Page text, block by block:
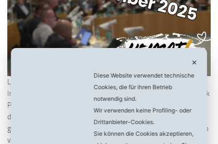
Lesedauer
In seiner Haushaltsrede kritisiert unser Fraktionsvorsitzender Mark
Proch, daß wieder einmal mit Steuer- oder Gebührenerhöhungen
den Bürgern in die Tasche gegriffen wird, anstatt die
grundlegenden Probleme zu lösen. Sicherlich, es fehlen Zuschüsse
vom Land und vom Bund, aber viele Probleme sind hausgemacht.
✕
Diese Website verwendet technische
Cookies, die für ihren Betrieb
notwendig sind.
Wir verwenden keine Profiling- oder
Drittanbieter-Cookies.
Sie können die Cookies akzeptieren,